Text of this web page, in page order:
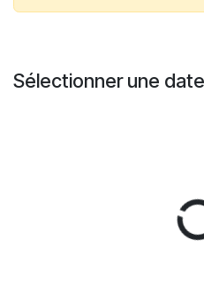
Sélectionner une